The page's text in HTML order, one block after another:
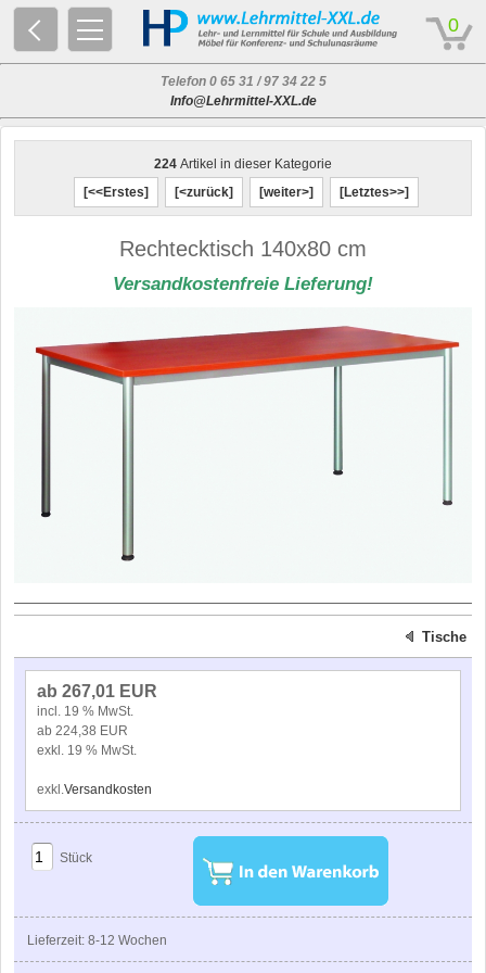
0
Telefon 0 65 31 / 97 34 22 5
Info@Lehrmittel-XXL.de
224 Artikel in dieser Kategorie
[<<Erstes]
[<zurück] [weiter>] [Letztes>>]
Rechtecktisch 140x80 cm
Versandkostenfreie Lieferung!
Tische
ab 267,01 EUR
incl. 19 % MwSt.
ab 224,38 EUR
exkl. 19 % MwSt.
exkl.Versandkosten
Stück
Lieferzeit: 8-12 Wochen
© 2026 - Based on eCommerce Engine xt:Commerce Shopsoftware